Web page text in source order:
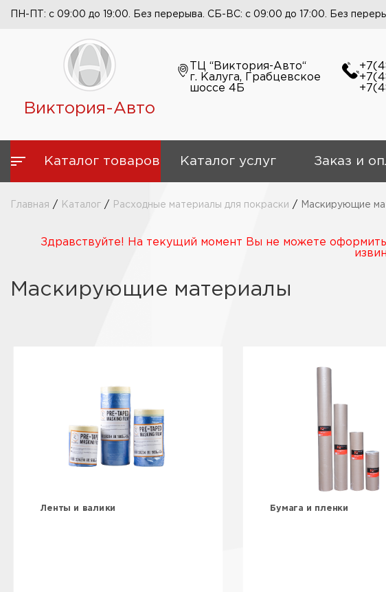
ПН-ПТ: с 09:00 до 19:00. Без перерыва. СБ-ВС: с 09:00 до 17:00. Без
Виктория-Авто
ТЦ “Виктория-Авто“
г. Калуга, Грабцевское
шоссе 4Б
Каталог товаров Каталог услуг Заказ и
Главная / Каталог / Расходные материалы для покраски / Маскирующие
Здравствуйте! На текущий момент Вы не можете оформить
Маскирующие материалы
Ленты и валики Бумага и пленки